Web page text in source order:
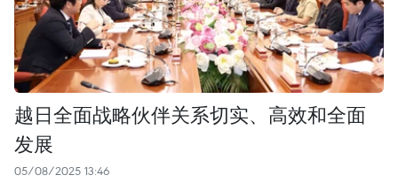
越日全面战略伙伴关系切实、高效和全面
发展
05/08/2025 13:46